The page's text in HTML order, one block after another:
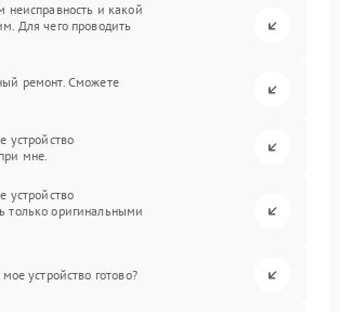
и какой
Для чего проводить
ремонт. Сможете
устройство
мне.
устройство
только оригинальными
устройство готово?